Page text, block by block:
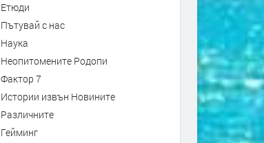
Етюди
Пътувай с нас
Наука
Неопитомените Родопи
Фактор 7
Истории извън Новините
Различните
Гейминг